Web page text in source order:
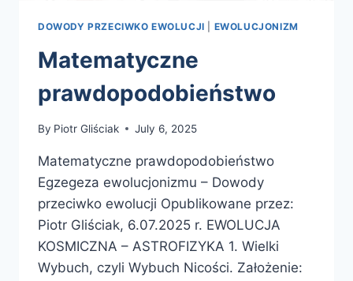
DOWODY PRZECIWKO EWOLUCJI EWOLUCJONIZM
Matematyczne
prawdopodobieństwo
By Piotr Gliściak July 6, 2025
Matematyczne prawdopodobieństwo
Egzegeza ewolucjonizmu – Dowody
przeciwko ewolucji Opublikowane przez:
Piotr Gliściak, 6.07.2025 r. EWOLUCJA
KOSMICZNA – ASTROFIZYKA 1. Wielki
Wybuch, czyli Wybuch Nicości. Założenie: